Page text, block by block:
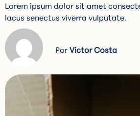
Lorem ipsum dolor sit amet
lacus senectus viverra vulputate.
Victor Costa